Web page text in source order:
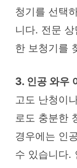
청기를 선택
니다. 전문
한 보청기를
3. 인공 와우
고도 난청이
로도 충분한
경우에는 인
수 있습니다.